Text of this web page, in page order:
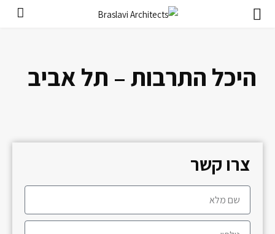
היכל התרבות – תל אביב
צרו קשר